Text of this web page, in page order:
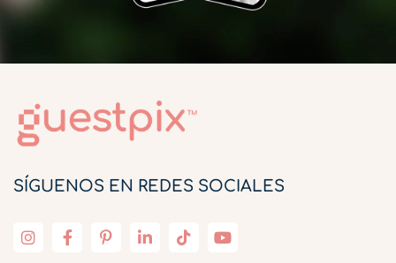
SÍGUENOS EN REDES SOCIALES